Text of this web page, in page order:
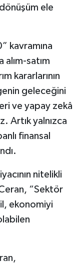
ele
kavramına
alım-satım
kararlarının
geleceğini
ve yapay zekâ
Artık yalnızca
finansal
nitelikli
“Sektör
ekonomiyi